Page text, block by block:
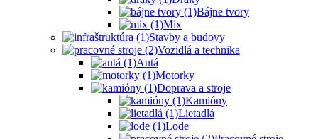
Bájne tvory
Mix
Stavby a budovy
Vozidlá a technika
Autá
Motorky
Doprava a stroje
Kamióny
Lietadlá
Lode